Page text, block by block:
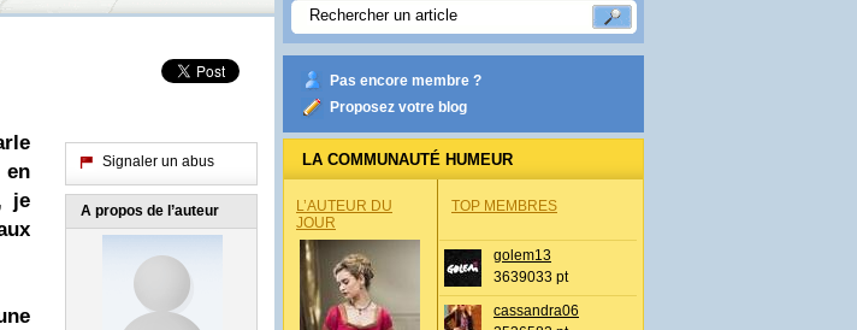
en
je
Signaler un abus
A propos de l’auteur
Pas encore membre ?
Proposez votre blog
LA COMMUNAUTÉ HUMEUR
L’AUTEUR DU
JOUR
TOP MEMBRES
golem13
3639033 pt
cassandra06